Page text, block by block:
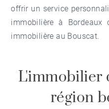
offrir un service
immobilière à Bordeaux
immobilière au Bouscat.
L'immobilier
région